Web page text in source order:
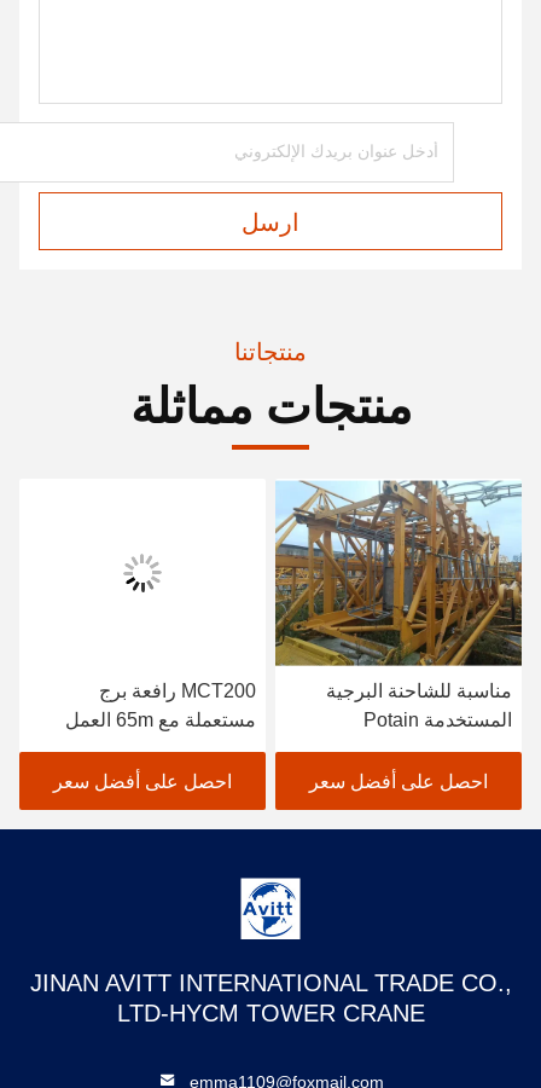
ارسل
منتجاتنا
منتجات مماثلة
مناسبة للشاحنة البرجية
المستخدمة Potain
MC320A مع قسم الصدر
L68 و 52m الارتفاع الحراحصل على أفضل سعر
MCT200 رافعة برج
مستعملة مع 65m العمل
جيب و 10طن الحمولة
احصل على أفضل سعر
JINAN AVITT INTERNATIONAL TRADE CO.,
LTD-HYCM TOWER CRANE
emma1109@foxmail.com